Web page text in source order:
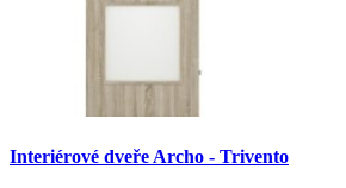
Interiérové dveře Archo - Trivento